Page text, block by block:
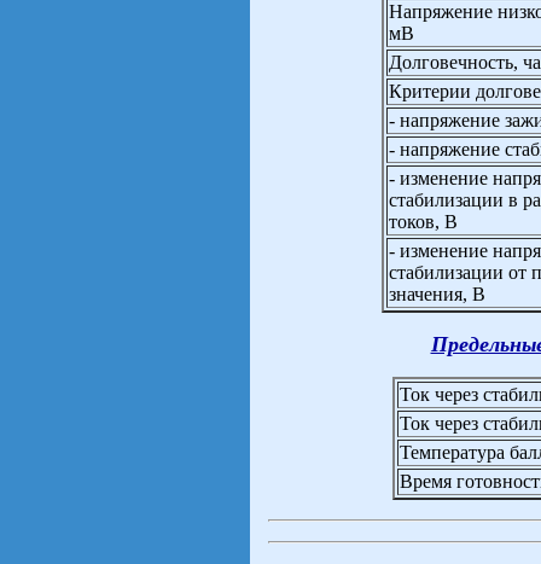
Напряжение
мВ
Долговечность,
Критерии
- напряжение
- напряжение
- изменение
стабилизации в
токов, В
- изменение
стабилизации от
значения, В
Ток через
Ток через
Температура
Время